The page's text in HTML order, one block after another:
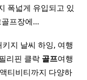
폭넓게 유입되고 있
골프장에…
지 날씨 하잉, 여행
리핀 클락 골프여행
티비티까지 다양하